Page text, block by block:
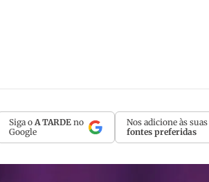
Siga o A TARDE no
Google
Nos adicione às suas
fontes preferidas